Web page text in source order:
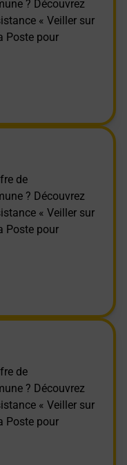
? Découvrez
« Veiller sur
Poste pour
de
? Découvrez
« Veiller sur
Poste pour
de
? Découvrez
« Veiller sur
Poste pour